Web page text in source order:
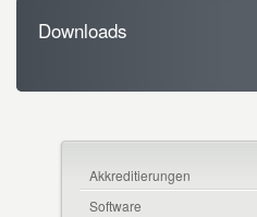
Downloads
Akkreditierungen
Software